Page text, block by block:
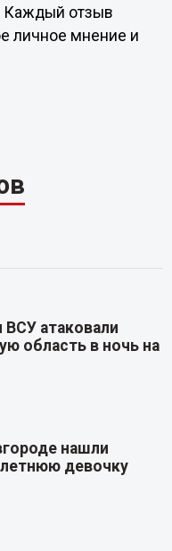
Каждый отзыв
личное мнение и
ВСУ атаковали
область в ночь на
нашли
девочку